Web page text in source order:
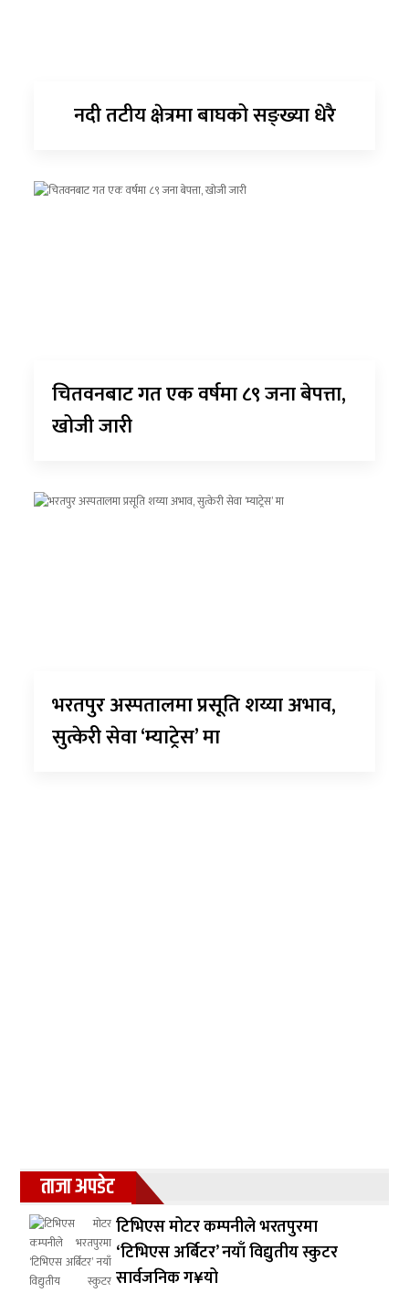
नदी तटीय क्षेत्रमा बाघको सङ्ख्या धेरै
चितवनबाट गत एक वर्षमा ८९ जना बेपत्ता,
खोजी जारी
भरतपुर अस्पतालमा प्रसूति शय्या अभाव,
सुत्केरी सेवा ‘म्याट्रेस’ मा
ताजा अपडेट
टिभिएस मोटर कम्पनीले भरतपुरमा
‘टिभिएस अर्बिटर’ नयाँ विद्युतीय स्कुटर
सार्वजनिक ग¥यो